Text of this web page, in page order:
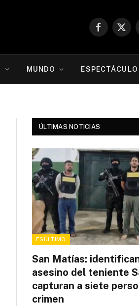
Facebook
X
MUNDO ESPECTÁCULO
ÚLTIMAS NOTICIAS
ESÚLTIMO
San Matías:
asesino del teniente
capturan a siete
crimen